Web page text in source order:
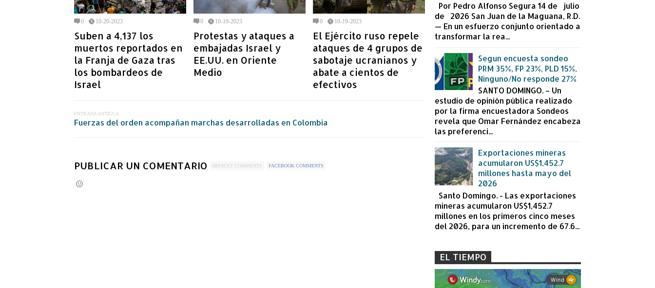
0 10-20-2023
Suben a 4,137 los
muertos reportados en
la Franja de Gaza tras
los bombardeos de
Israel
0 10-19-2023
Protestas y ataques a
embajadas Israel y
EE.UU. en Oriente
Medio
0 10-19-2023
El Ejército ruso repele
ataques de 4 grupos de
sabotaje ucranianos y
abate a cientos de
efectivos
ENTRADA ANTIGUA
Fuerzas del orden acompañan marchas desarrolladas en Colombia
PUBLICAR UN COMENTARIO DEFAULT COMMENTS FACEBOOK COMMENTS
Por Pedro Alfonso Segura 14 de julio
de 2026 San Juan de la Maguana, R.D.
— En un esfuerzo conjunto orientado a
transformar la rea...
Segun encuesta sondeo
PRM 35%, FP 23%, PLD 15%,
Ninguno/No responde 27%
SANTO DOMINGO. – Un
estudio de opinión pública realizado
por la firma encuestadora Sondeos
revela que Omar Fernández encabeza
las preferenci...
Exportaciones mineras
acumularon US$1,452.7
millones hasta mayo del
2026
Santo Domingo. - Las exportaciones
mineras acumularon US$1,452.7
millones en los primeros cinco meses
del 2026, para un incremento de 67.6...
EL TIEMPO